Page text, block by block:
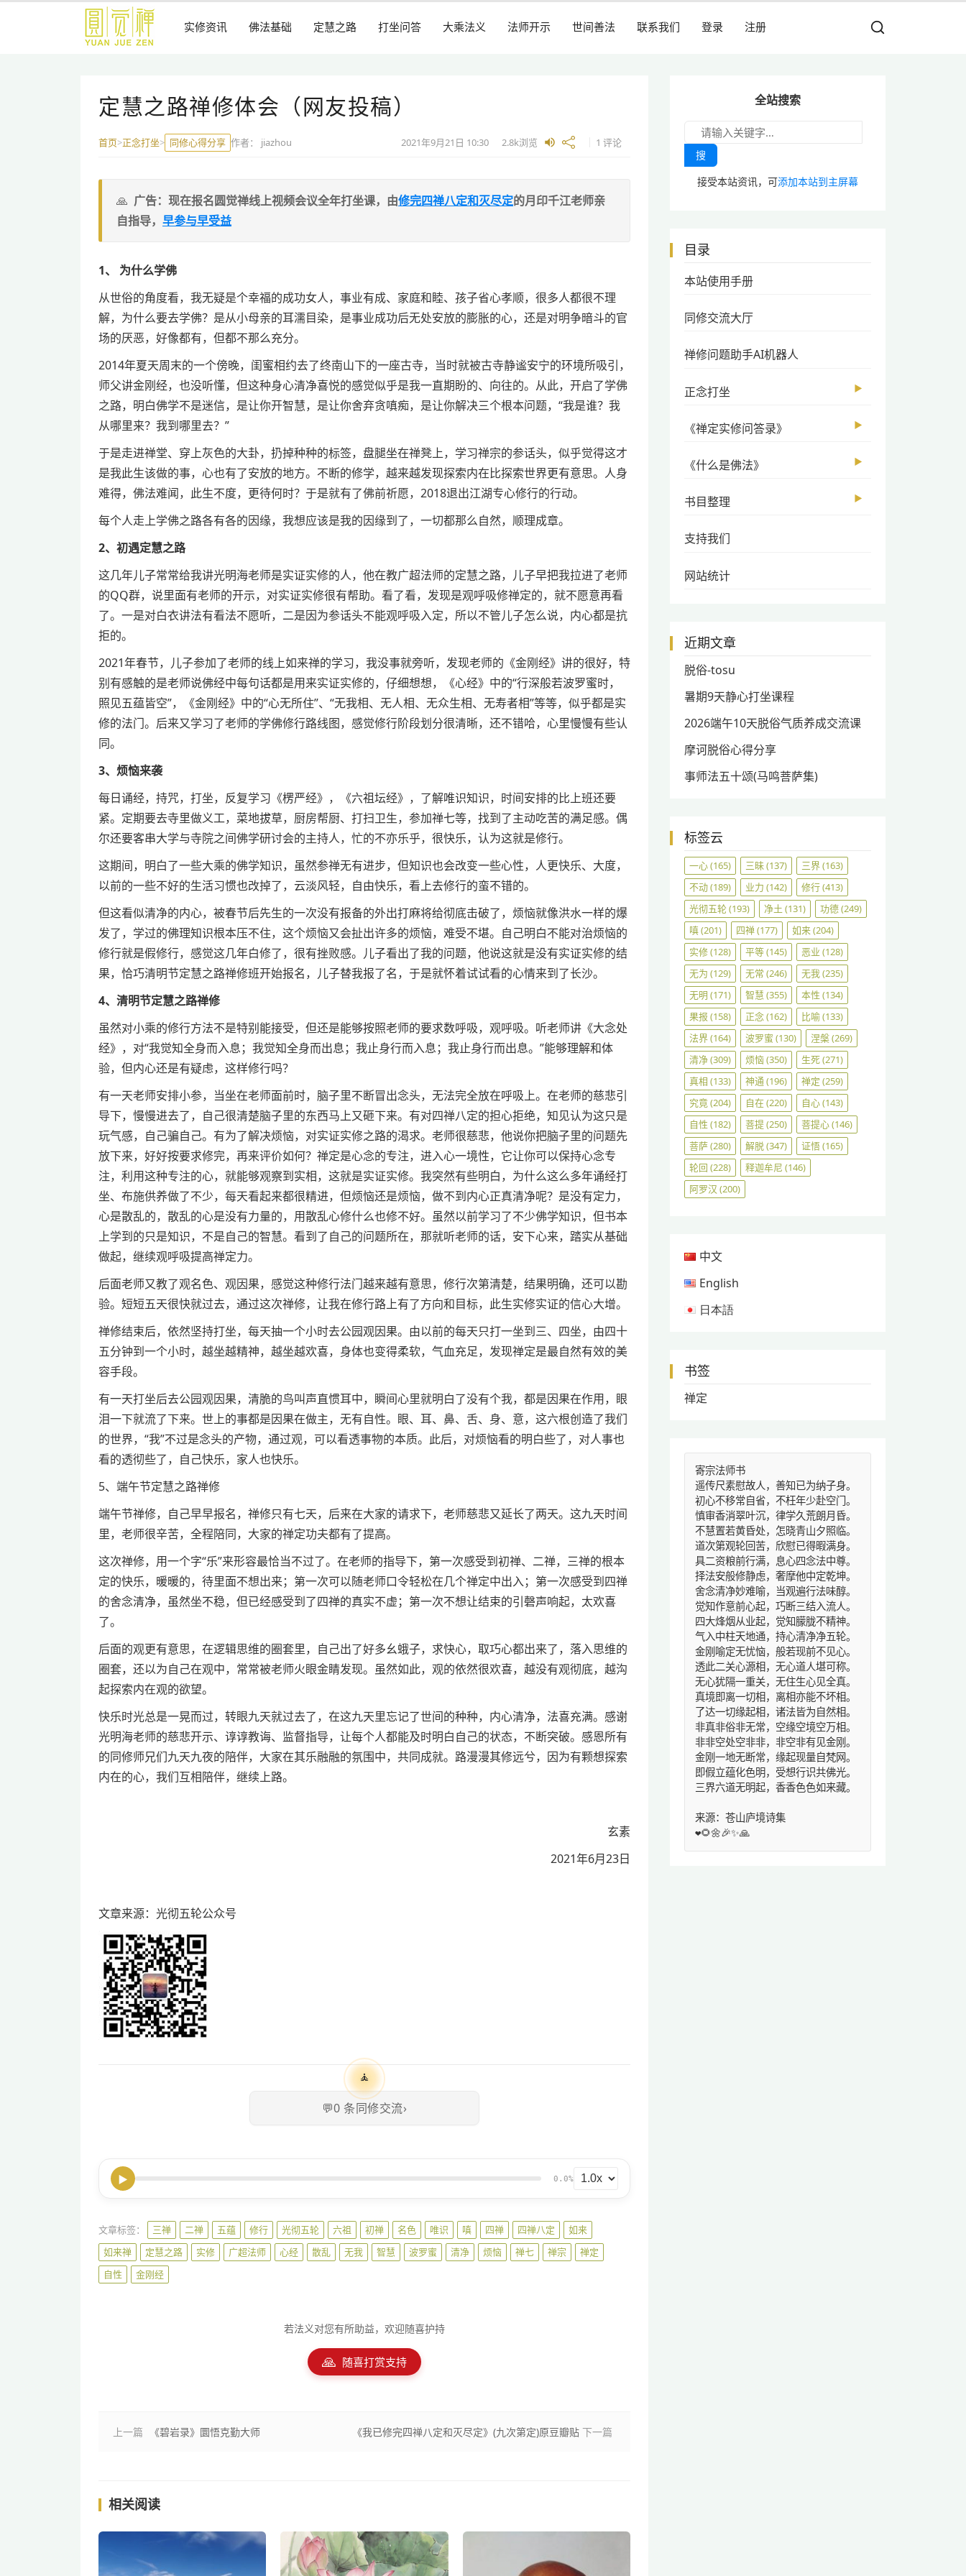
实修资讯 佛法基础 定慧之路 打坐问答 大乘法义 法师开示 世间善法 联系我们 登录 注册
定慧之路禅修体会（网友投稿）
首页>正念打坐> 同修心得分享 作者： jiazhou 2021年9月21日 10:30 2.8k浏览 1 评论
广告：现在报名圆觉禅线上视频会议全年打坐课，由修完四禅八定和灭尽定的月印千江老师亲
自指导， 早参与早受益
1、 为什么学佛
从世俗的角度看，我无疑是个幸福的成功女人，事业有成、家庭和睦、孩子省心孝顺，很多人都很不理
解，为什么要去学佛？是从小母亲的耳濡目染，是事业成功后无处安放的膨胀的心，还是对明争暗斗的官
场的厌恶，好像都有，但都不那么充分。
2014年夏天周末的一个傍晚，闺蜜相约去了终南山下的一座古寺，当时就被古寺静谧安宁的环境所吸引，
师父讲金刚经，也没听懂，但这种身心清净喜悦的感觉似乎是我一直期盼的、向往的。从此，开启了学佛
之路，明白佛学不是迷信，是让你开智慧，是让你舍弃贪嗔痴，是让你解决三个根本问题，“我是谁？我
从哪里来？我到哪里去？”
于是走进禅堂、穿上灰色的大卦，扔掉种种的标签，盘腿坐在禅凳上，学习禅宗的参话头，似乎觉得这才
是我此生该做的事，心也有了安放的地方。不断的修学，越来越发现探索内在比探索世界更有意思。人身
难得，佛法难闻，此生不度，更待何时？于是就有了佛前祈愿，2018退出江湖专心修行的行动。
每个人走上学佛之路各有各的因缘，我想应该是我的因缘到了，一切都那么自然，顺理成章。
2、初遇定慧之路
这几年儿子常常给我讲光明海老师是实证实修的人，他在教广超法师的定慧之路，儿子早把我拉进了老师
的QQ群，说里面有老师的开示，对实证实修很有帮助。看了看，发现是观呼吸修禅定的，就不愿意再看
了。一是对白衣讲法有看法不愿听，二是因为参话头不能观呼吸入定，所以不管儿子怎么说，内心都是抗
拒的。
2021年春节，儿子参加了老师的线上如来禅的学习，我没事就旁听，发现老师的《金刚经》讲的很好，特
别有感触的是老师说佛经中每句话都是用来实证实修的，仔细想想，《心经》中的“行深般若波罗蜜时，
照见五蕴皆空”，《金刚经》中的“心无所住”、“无我相、无人相、无众生相、无寿者相”等等，似乎都是实
修的法门。后来又学习了老师的学佛修行路线图，感觉修行阶段划分很清晰，还不错哈，心里慢慢有些认
同。
3、烦恼来袭
每日诵经，持咒，打坐，反复学习《楞严经》，《六祖坛经》，了解唯识知识，时间安排的比上班还要
紧。定期要去寺里做义工，菜地拔草，厨房帮厨、打扫卫生，参加禅七等，找到了主动吃苦的满足感。偶
尔还要客串大学与寺院之间佛学研讨会的主持人，忙的不亦乐乎，很快乐，认为这就是修行。
这期间，明白了一些大乘的佛学知识，虽然参禅无有进步，但知识也会改变一些心性，人更快乐、大度，
以前的一些不好的生活习惯也改掉了，云淡风轻，自由快乐，看上去修行的蛮不错的。
但这看似清净的内心，被春节后先生的一次没有报备的外出打麻将给彻底击破了，烦恼就像洪水一样的爆
发了，学过的佛理知识根本压不住，这个烦恼又会扯出许多的烦恼，难受不堪。自己明白不能对治烦恼的
修行就是假修行，感觉这几年白修了，很有挫败感。儿子看出了我的问题，他说这就是没有实证实修的结
果，恰巧清明节定慧之路禅修班开始报名，儿子替我报了名，于是就怀着试试看的心情来到了长沙。
4、清明节定慧之路禅修
虽然对小乘的修行方法不是特别能接受，但还是能够按照老师的要求数呼吸，观呼吸。听老师讲《大念处
经》，对“我觉知全身而入息；我觉知全身而出息；我止身行而入息；我止身行而出息。”能够理解和体
验，但内心还是有疑虑，这样修行吗？
有一天老师安排小参，当坐在老师面前时，脑子里不断冒出念头，无法完全放在呼吸上。在老师的慈悲引
导下，慢慢进去了，自己很清楚脑子里的东西马上又砸下来。有对四禅八定的担心拒绝，知见认为这只是
玩气感，自己骗自己。有为了解决烦恼，对实证实修之路的渴求。老师很慈悲，他说你把脑子里的问题先
放下来，好好按要求修完，再来评价如何？禅定是心念的专注，进入心一境性，它让你可以保持心念专
注，利用这种专注的心，就能够观察到实相，这就是实证实修。我突然有些明白，为什么这么多年诵经打
坐、布施供养做了不少，每天看起来都很精进，但烦恼还是烦恼，做不到内心正真清净呢？是没有定力，
心是散乱的，散乱的心是没有力量的，用散乱心修什么也修不好。虽然以前学习了不少佛学知识，但书本
上学到的只是知识，不是自己的智慧。看到了自己的问题所在，那就听老师的话，安下心来，踏实从基础
做起，继续观呼吸提高禅定力。
后面老师又教了观名色、观因果，感觉这种修行法门越来越有意思，修行次第清楚，结果明确，还可以勘
验。短短五天很快就过去，通过这次禅修，让我在修行路上有了方向和目标，此生实修实证的信心大增。
禅修结束后，依然坚持打坐，每天抽一个小时去公园观因果。由以前的每天只打一坐到三、四坐，由四十
五分钟到一个小时，越坐越精神，越坐越欢喜，身体也变得柔软，气血充足，发现禅定是最自然有效的美
容手段。
有一天打坐后去公园观因果，清脆的鸟叫声直惯耳中，瞬间心里就明白了没有个我，都是因果在作用，眼
泪一下就流了下来。世上的事都是因果在做主，无有自性。眼、耳、鼻、舌、身、意，这六根创造了我们
的世界，“我”不过是念头的产物，通过观，可以看透事物的本质。此后，对烦恼看的明白些了，对人事也
看的透彻些了，自己快乐，家人也快乐。
5、端午节定慧之路禅修
端午节禅修，自己早早报名，禅修只有七天，后来在大家的请求下，老师慈悲又延长了两天。这九天时间
里，老师很辛苦，全程陪同，大家的禅定功夫都有了提高。
这次禅修，用一个字“乐”来形容最恰当不过了。在老师的指导下，第一次感受到初禅、二禅，三禅的根本
定的快乐，暖暖的，待里面不想出来；第一次可以随老师口令轻松在几个禅定中出入；第一次感受到四禅
的舍念清净，虽然坐不稳，但已经感受到了四禅的真实不虚；第一次不想让结束的引磬声响起，太欢喜
了。
后面的观更有意思，在逻辑思维的圈套里，自己出了好多幺蛾子，求快心，取巧心都出来了，落入思维的
圈套，还以为自己在观中，常常被老师火眼金睛发现。虽然如此，观的依然很欢喜，越没有观彻底，越沟
起探索内在观的欲望。
快乐时光总是一晃而过，转眼九天就过去了，在这九天里忘记了世间的种种，内心清净，法喜充满。感谢
光明海老师的慈悲开示、谆谆教诲、监督指导，让每个人都能及时明白自己的状态，不断突破。感恩所有
的同修师兄们九天九夜的陪伴，大家在其乐融融的氛围中，共同成就。路漫漫其修远兮，因为有颗想探索
内在的心，我们互相陪伴，继续上路。
玄素
2021年6月23日
文章来源：光彻五轮公众号
🧘
💬0 条同修交流›
▶ 0.0%
文章标签： 三禅 二禅 五蕴 修行 光彻五轮 六祖 初禅 名色 唯识 嗔 四禅 四禅八定
如来
如来禅
定慧之路 实修 广超法师 心经 散乱 无我 智慧 波罗蜜 清净 烦恼 禅七 禅宗
禅定
自性
金刚经
若法义对您有所助益，欢迎随喜护持
🙏 随喜打赏支持
上一篇 《碧岩录》圜悟克勤大师 《我已修完四禅八定和灭尽定》(九次第定)原豆瓣贴 下一篇
相关阅读
全站搜索
搜
接受本站资讯，可添加本站到主屏幕
目录
本站使用手册
同修交流大厅
禅修问题助手AI机器人
正念打坐 ▶
《禅定实修问答录》 ▶
《什么是佛法》 ▶
书目整理 ▶
支持我们
网站统计
近期文章
脱俗-tosu
暑期9天静心打坐课程
2026端午10天脱俗气质养成交流课
摩诃脱俗心得分享
事师法五十颂(马鸣菩萨集)
标签云
一心(165) 三昧(137) 三界(163)
不动(189) 业力 (142) 修行(413)
光彻五轮(193) 净土 (131) 功德(249)
嗔(201) 四禅(177) 如来(204)
实修(128) 平等(145) 恶业 (128)
无为 (129) 无常 (246) 无我(235)
无明 (171) 智慧 (355) 本性 (134)
果报 (158) 正念(162) 比喻(133)
法界(164) 波罗蜜 (130) 涅槃(269)
清净(309) 烦恼(350) 生死(271)
真相 (133) 神通 (196) 禅定 (259)
究竟(204) 自在(220) 自心(143)
自性 (182) 菩提(250) 菩提心(146)
菩萨(280) 解脱(347) 证悟(165)
轮回 (228) 释迦牟尼 (146)
阿罗汉 (200)
中文
English
日本語
书签
禅定
寄宗法师书
遥传尺素慰故人，善知已为纳子身。
初心不移常自省，不枉年少赴空门。
慎审香消翠叶沉，律学久荒朗月昏。
不慧置若黄昏处，怎晓青山夕照临。
道次第观轮回苦，欣慰已得暇满身。
具二资粮前行满，息心四念法中尊。
择法安般修静虑，奢摩他中定乾坤。
舍念清净妙难喻，当观遍行法味醇。
觉知作意前心起，巧断三结入流人。
四大烽烟从业起，觉知朦胧不精神。
气入中柱天地通，持心清净净五轮。
金刚喻定无忧恼，般若现前不见心。
透此二关心源相，无心道人堪可称。
无心犹隔一重关，无住生心见全真。
真境即离一切相，离相亦能不坏相。
了达一切缘起相，诸法皆为自然相。
非真非俗非无常，空缘空境空万相。
非非空处空非非，非空非有见金刚。
金刚一地无断常，缘起现量自梵网。
即假立蕴化色明，受想行识共佛光。
三界六道无明起，香香色色如来藏。
来源：苍山庐境诗集
❤️🌻🌼🎉✨🙏